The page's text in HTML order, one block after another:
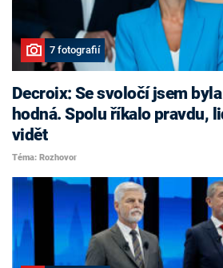
7 fotografií
Decroix: Se svoločí jsem
hodná. Spolu říkalo pravdu,
vidět
Téma: Rozhovor